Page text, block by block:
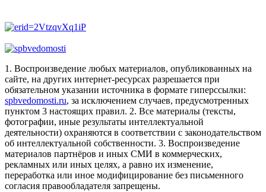
1. Воспроизведение любых материалов, опубликованных на
сайте, на других интернет-ресурсах разрешается при
обязательном указании источника в формате гиперссылки:
spbvedomosti.ru, за исключением случаев, предусмотренных
пунктом 3 настоящих правил. 2. Все материалы (тексты,
фотографии, иные результаты интеллектуальной
деятельности) охраняются в соответствии с законодательством
об интеллектуальной собственности. 3. Воспроизведение
материалов партнёров и иных СМИ в коммерческих,
рекламных или иных целях, а равно их изменение,
переработка или иное модифицирование без письменного
согласия правообладателя запрещены.